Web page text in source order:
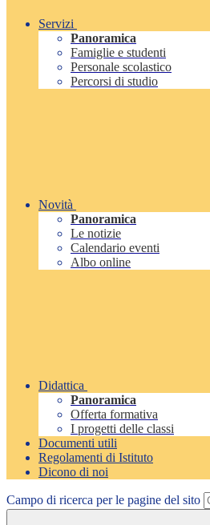
Servizi
Panoramica
Famiglie e studenti
Personale scolastico
Percorsi di studio
Novità
Panoramica
Le notizie
Calendario eventi
Albo online
Didattica
Panoramica
Offerta formativa
I progetti delle classi
Documenti utili
Regolamenti di Istituto
Dicono di noi
Campo di ricerca per le pagine del sito